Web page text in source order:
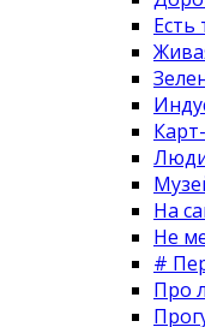
Есть
На
Не
#
Про